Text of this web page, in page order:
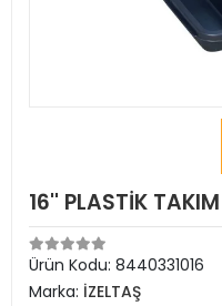
16'' PLASTİK
Ürün Kodu: 8440331016
Marka: İZELTAŞ